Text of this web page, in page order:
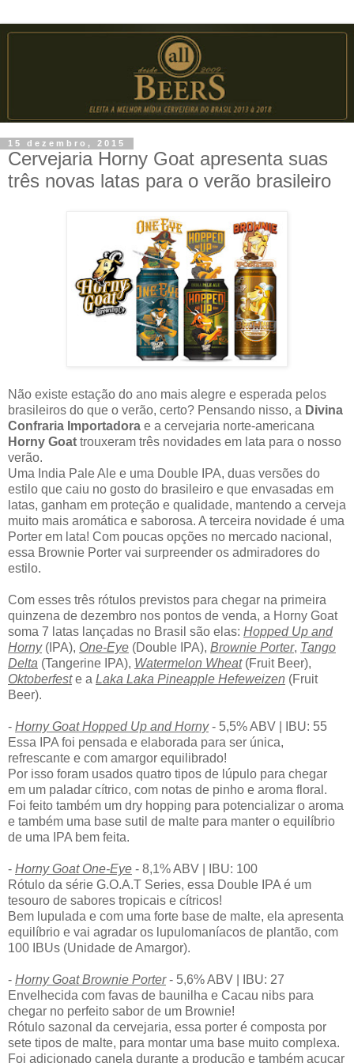
15 dezembro, 2015
Cervejaria Horny Goat apresenta suas
três novas latas para o verão brasileiro
Não existe estação do ano mais alegre e esperada pelos
brasileiros do que o verão, certo? Pensando nisso, a Divina
Confraria Importadora e a cervejaria norte-americana
Horny Goat trouxeram três novidades em lata para o nosso
verão.
Uma India Pale Ale e uma Double IPA, duas versões do
estilo que caiu no gosto do brasileiro e que envasadas em
latas, ganham em proteção e qualidade, mantendo a cerveja
muito mais aromática e saborosa. A terceira novidade é uma
Porter em lata! Com poucas opções no mercado nacional,
essa Brownie Porter vai surpreender os admiradores do
estilo.
Com esses três rótulos previstos para chegar na primeira
quinzena de dezembro nos pontos de venda, a Horny Goat
soma 7 latas lançadas no Brasil são elas: Hopped Up and
Horny(IPA), One-Eye (Double IPA), Brownie Porter, Tango
Delta (Tangerine IPA), Watermelon Wheat(Fruit Beer),
Oktoberfeste a Laka Laka Pineapple Hefeweizen (Fruit
Beer).
- Horny Goat Hopped Up and Horny- 5,5% ABV | IBU: 55
Essa IPA foi pensada e elaborada para ser única,
refrescante e com amargor equilibrado!
Por isso foram usados quatro tipos de lúpulo para chegar
em um paladar cítrico, com notas de pinho e aroma floral.
Foi feito também um dry hopping para potencializar o aroma
e também uma base sutil de malte para manter o equilíbrio
de uma IPA bem feita.
- Horny Goat One-Eye - 8,1% ABV | IBU: 100
Rótulo da série G.O.A.T Series, essa Double IPA é um
tesouro de sabores tropicais e cítricos!
Bem lupulada e com uma forte base de malte, ela apresenta
equilíbrio e vai agradar os lupulomaníacos de plantão, com
100 IBUs (Unidade de Amargor).
- Horny Goat Brownie Porter- 5,6% ABV | IBU: 27
Envelhecida com favas de baunilha e Cacau nibs para
chegar no perfeito sabor de um Brownie!
Rótulo sazonal da cervejaria, essa porter é composta por
sete tipos de malte, para montar uma base muito complexa.
Foi adicionado canela durante a produção e também açucar